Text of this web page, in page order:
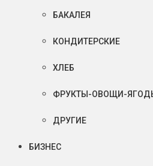
БАКАЛЕЯ
КОНДИТЕРСКИЕ
ХЛЕБ
ФРУКТЫ-ОВОЩИ-
ДРУГИЕ
БИЗНЕС